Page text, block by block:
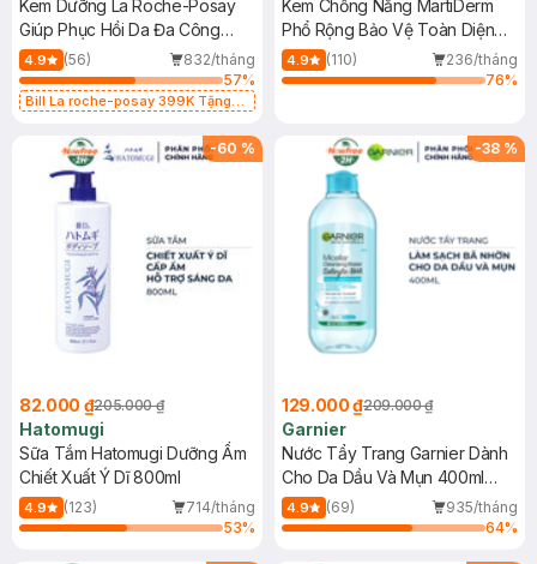
Kem Dưỡng La Roche-Posay
Giúp Phục Hồi Da Đa Công
Dụng 40ml
4.9 (56)
832/tháng
57%
Bill La roche-posay 399K Tặng
(SL có hạn)
Kem Chống Nắng MartiDerm
Phổ Rộng Bảo Vệ Toàn Diện
40ml
4.9 (110)
236/tháng
76%
-60 %
82.000 ₫205.000 ₫
Hatomugi
Sữa Tắm Hatomugi Dưỡng Ẩm
Chiết Xuất Ý Dĩ 800ml
4.9 (123)
714/tháng
53%
-38 %
129.000 ₫209.000 ₫
Garnier
Nước Tẩy Trang Garnier Dành
Cho Da Dầu Và Mụn 400ml
(Mới)
4.9 (69)
935/tháng
64%